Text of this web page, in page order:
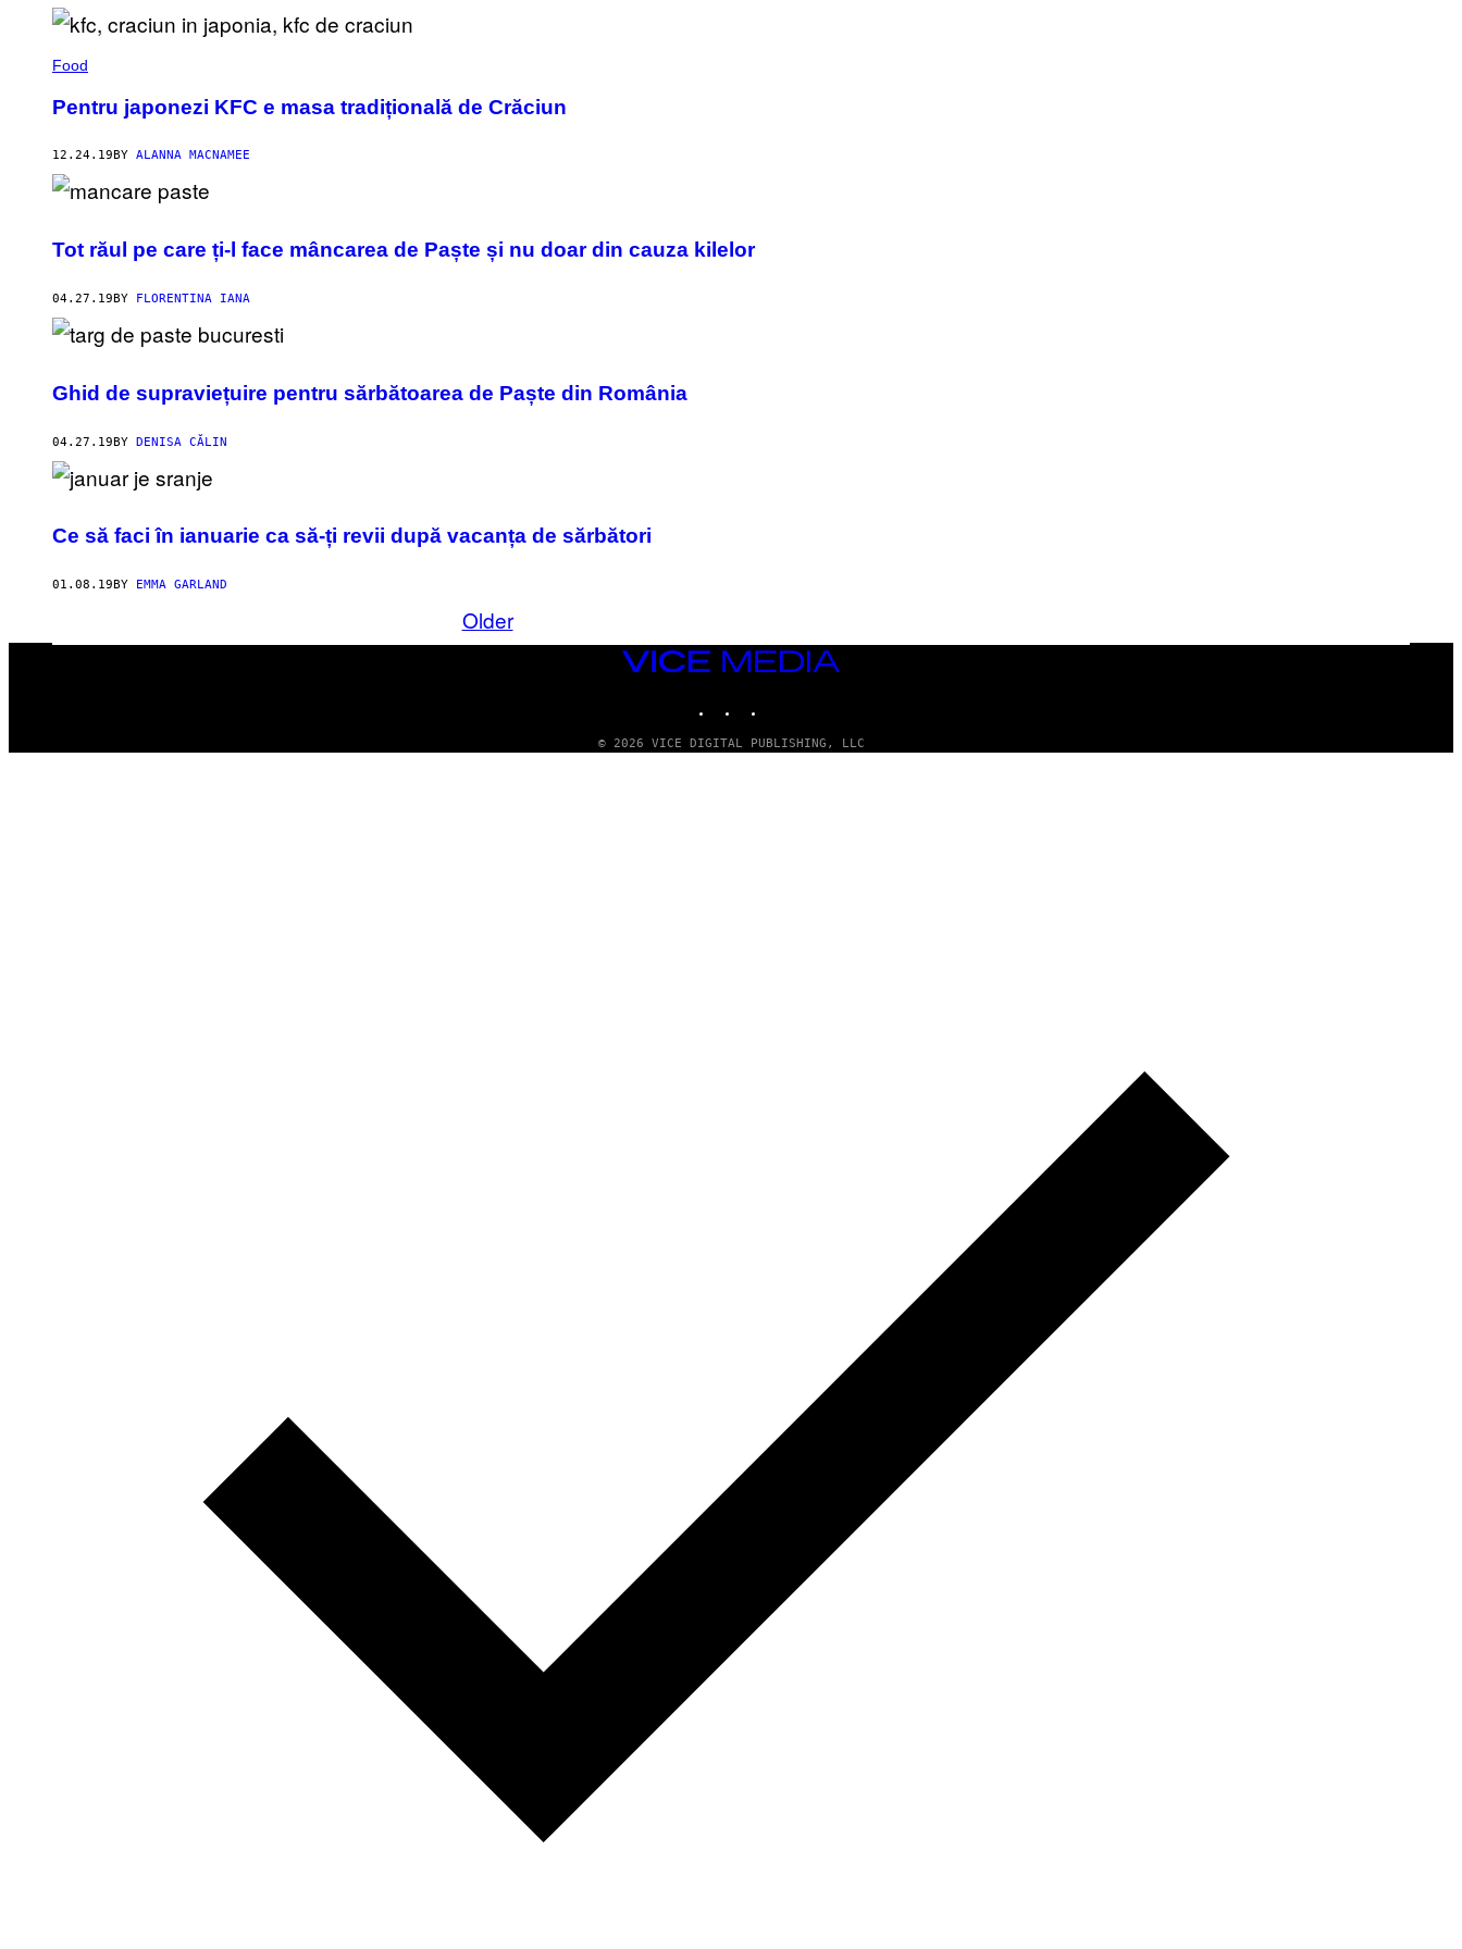
Food
Pentru japonezi KFC e masa tradițională de Crăciun
12.24.19 BY ALANNA MACNAMEE
Tot răul pe care ți-l face mâncarea de Paște și nu doar din cauza kilelor
04.27.19BY FLORENTINA IANA
Ghid de supraviețuire pentru sărbătoarea de Paște din România
04.27.19BY DENISA CĂLIN
Ce să faci în ianuarie ca să-ți revii după vacanța de sărbători
01.08.19BY EMMA GARLAND
Older
VICE
MEDIA
© 2026 VICE DIGITAL PUBLISHING, LLC